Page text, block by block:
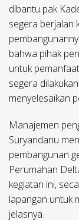
dibantu pak
segera berjalan
bahwa pihak
untuk
segera
menyelesaikan
Manajemen
Suryandanu
pembangunan
Perumahan
kegiatan ini,
lapangan untuk
jelasnya.